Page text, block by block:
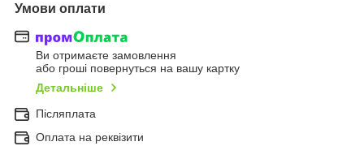
Умови оплати
Ви отримаєте замовлення
або гроші повернуться на вашу картку
Детальніше
Післяплата
Оплата на реквізити